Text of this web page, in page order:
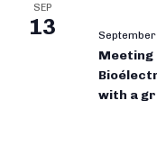
SEP
13
Meeting
with a